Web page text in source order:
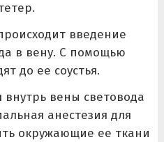
введение
в вену. С помощью
до ее соустья.
внутрь вены световода
анестезия для
окружающие ее ткани